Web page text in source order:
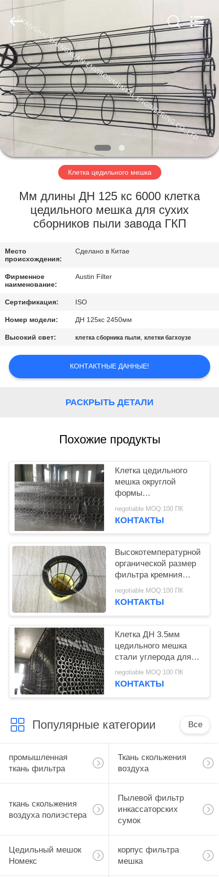
ДОМ
ПРОДУКТЫ
О
ПУТЕШЕСТВИЕ
ФАБРИКИ
ПРОВЕРКА
КАЧЕСТВА
СВЯЖИТЕСЬ
МЫ
СПРОСИТЕ
ЦИТАТУ
САЙТА
Co.,LTD.
Rights
Reserved.
ECER
Клетка цедильного мешка
Мм длины ДН 125 кс 6000 клетка
цедильного мешка для сухих
сборников пыли завода ГКП
Место
происхождения:
Сделано в Китае
Фирменное
наименование:
Austin Filter
Сертификация: ISO
Номер модели: ДН 125кс 2450мм
Высокий свет: клетка сборника пыли,клетки багхоузе
КОНТАКТНЫЕ ДАННЫЕ!
РАСКРЫТЬ ДЕТАЛИ
Похожие продукты
Клетка цедильного
мешка округлой
формы
промышленная,
клетка сборника пыли
negotiable MOQ:100 ПК
КОНТАКТЫ
Высокотемпературной
органической размер
фильтра кремния
подгонянный клеткой
для сборников пыли
negotiable MOQ:100 ПК
КОНТАКТЫ
Клетка ДН 3.5мм
цедильного мешка
стали углерода для
пыли собирая
поддерживать
negotiable MOQ:100 ПК
КОНТАКТЫ
Популярные категории Все
промышленная
ткань фильтра
Ткань скольжения
воздуха
ткань скольжения
воздуха полиэстера
Пылевой фильтр
инкассаторских
сумок
Цедильный мешок
Номекс
корпус фильтра
мешка